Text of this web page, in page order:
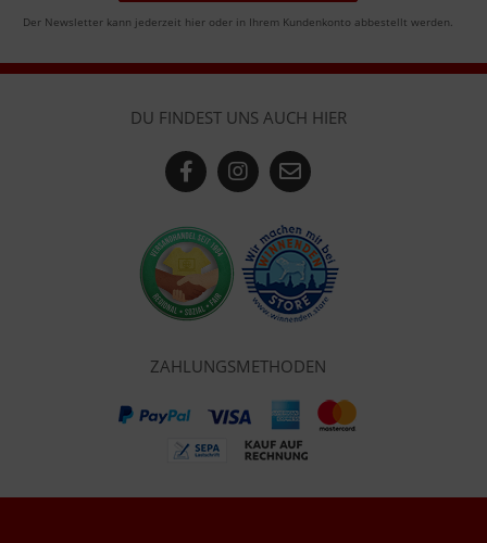
Der Newsletter kann jederzeit hier oder in Ihrem Kundenkonto abbestellt werden.
DU FINDEST UNS AUCH HIER
ZAHLUNGSMETHODEN